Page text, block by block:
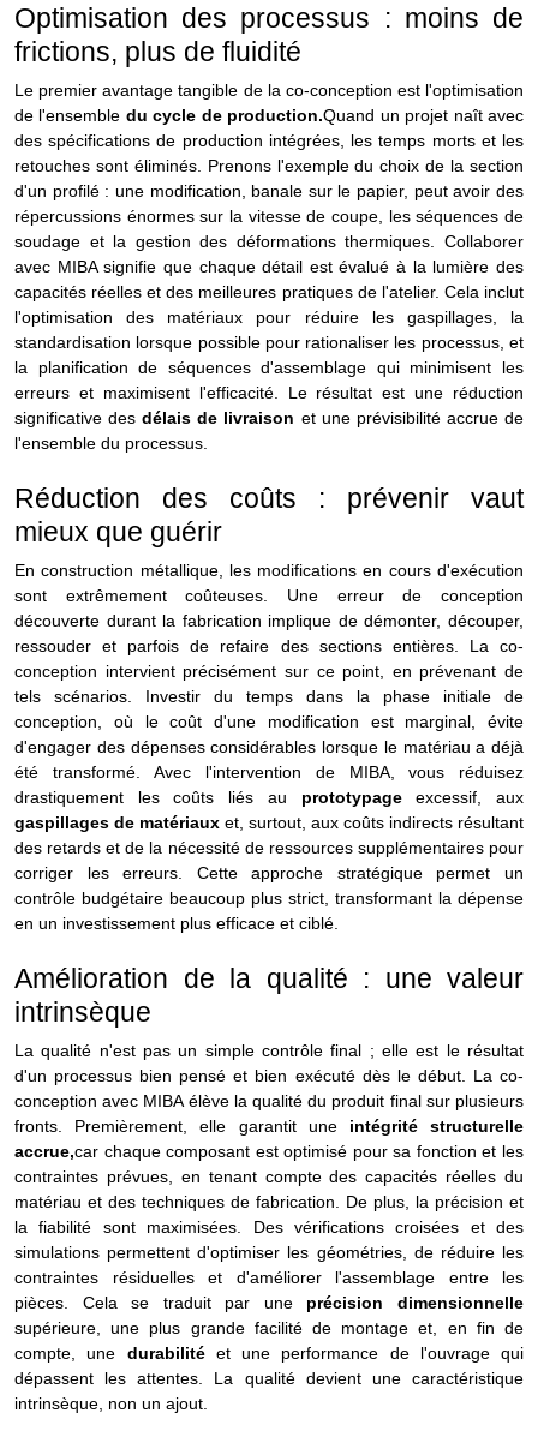
Optimisation des processus : moins de
frictions, plus de fluidité
Le premier avantage tangible de la co-conception est l'optimisation
de l'ensemble du cycle de production.Quand un projet naît avec
des spécifications de production intégrées, les temps morts et les
retouches sont éliminés. Prenons l'exemple du choix de la section
d'un profilé : une modification, banale sur le papier, peut avoir des
répercussions énormes sur la vitesse de coupe, les séquences de
soudage et la gestion des déformations thermiques.
Collaborer
avec MIBA signifie que chaque détail est évalué à la lumière des
capacités réelles et des meilleures pratiques de l'atelier. Cela inclut
l'optimisation des matériaux pour réduire les gaspillages, la
standardisation lorsque possible pour rationaliser les processus, et
la planification de séquences d'assemblage qui minimisent les
erreurs et maximisent l'efficacité. Le résultat est une réduction
significative desdélais de livraison et une prévisibilité accrue de
l'ensemble du processus.
Réduction des coûts : prévenir vaut
mieux que guérir
En construction métallique, les modifications en cours d'exécution
sont extrêmement coûteuses. Une erreur de conception
découverte durant la fabrication implique de démonter, découper,
ressouder et parfois de refaire des sections entières. La co-
conception intervient précisément sur ce point, en prévenant de
tels scénarios. Investir du temps dans la phase initiale de
conception, où le coût d'une modification est marginal, évite
d'engager des dépenses considérables lorsque le matériau a déjà
été transformé.
Avec l'intervention de MIBA, vous réduisez
drastiquement les coûts liés au prototypageexcessif, aux
gaspillages de matériaux et, surtout, aux coûts indirects résultant
des retards et de la nécessité de ressources supplémentaires pour
corriger les erreurs. Cette approche stratégique permet un
contrôle budgétaire beaucoup plus strict, transformant la dépense
en un investissement plus efficace et ciblé.
Amélioration de la qualité : une valeur
intrinsèque
La qualité n'est pas un simple contrôle final ; elle est le résultat
d'un processus bien pensé et bien exécuté dès le début. La co-
conception avec MIBA élève la qualité du produit final sur plusieurs
fronts. Premièrement, elle garantit une intégrité structurelle
accrue,car chaque composant est optimisé pour sa fonction et les
contraintes prévues, en tenant compte des capacités réelles du
matériau et des techniques de fabrication.
De plus, la précision et
la fiabilité sont maximisées. Des vérifications croisées et des
simulations permettent d'optimiser les géométries, de réduire les
contraintes résiduelles et d'améliorer l'assemblage entre les
pièces. Cela se traduit par une précision dimensionnelle
supérieure, une plus grande facilité de montage et, en fin de
compte, une durabilitéet une performance de l'ouvrage qui
dépassent les attentes. La qualité devient une caractéristique
intrinsèque, non un ajout.